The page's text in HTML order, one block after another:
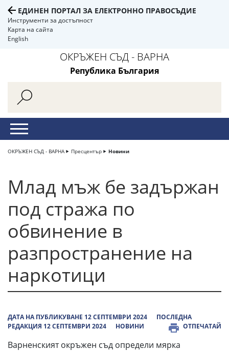
ЕДИНЕН ПОРТАЛ ЗА ЕЛЕКТРОННО ПРАВОСЪДИЕ
Инструменти за достъпност
Карта на сайта
English
ОКРЪЖЕН СЪД - ВАРНА
Република България
ОКРЪЖЕН СЪД - ВАРНА Пресцентър Новини
Млад мъж бе задържан
под стража по
обвинение в
разпространение на
наркотици
ДАТА НА ПУБЛИКУВАНЕ 12 СЕПТЕМВРИ 2024
ПОСЛЕДНА
РЕДАКЦИЯ 12 СЕПТЕМВРИ 2024
НОВИНИ ОТПЕЧАТАЙ
Варненският окръжен съд определи мярка